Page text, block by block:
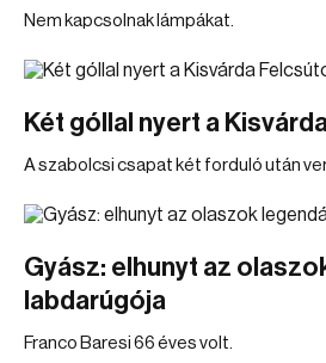
Nem kapcsolnak lámpákat.
Két góllal nyert a
A szabolcsi csapat két forduló után
Gyász: elhunyt az
labdarúgója
Franco Baresi 66 éves volt.